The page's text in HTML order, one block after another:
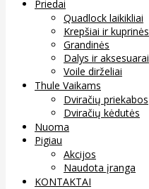
Priedai
Quadlock laikikliai
Krepšiai ir kuprinės
Grandinės
Dalys ir aksesuarai
Voile dirželiai
Thule Vaikams
Dviračių priekabos
Dviračių kėdutės
Nuoma
Pigiau
Akcijos
Naudota įranga
KONTAKTAI